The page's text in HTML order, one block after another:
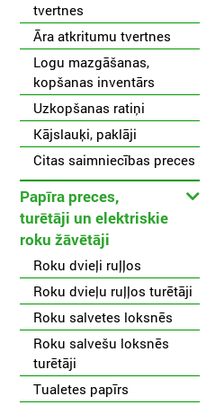
tvertnes
Āra atkritumu tvertnes
Logu mazgāšanas,
kopšanas inventārs
Uzkopšanas ratiņi
Kājslauķi, paklāji
Citas saimniecības preces
Papīra preces,
turētāji un elektriskie
roku žāvētāji
Roku dvieļi ruļļos
Roku dvieļu ruļļos turētāji
Roku salvetes loksnēs
Roku salvešu loksnēs
turētāji
Tualetes papīrs